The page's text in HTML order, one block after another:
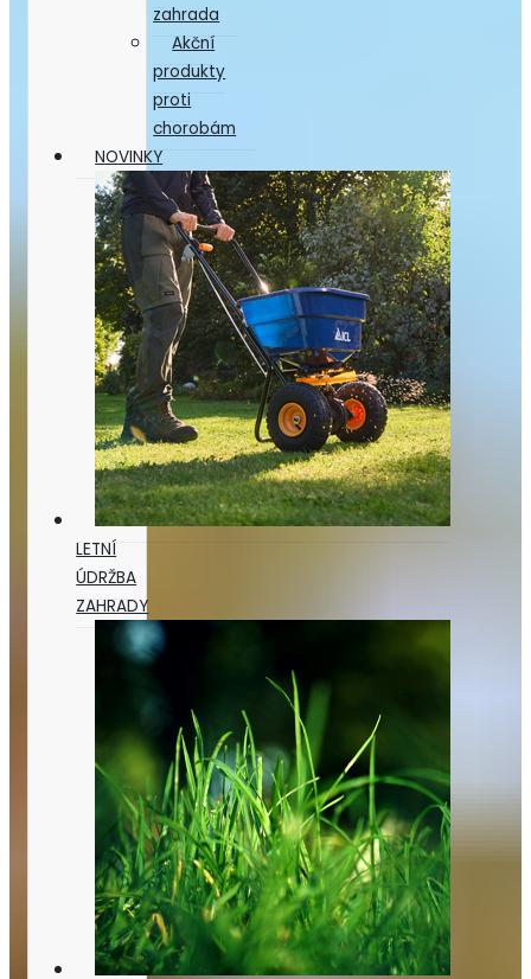
zahrada
Akční
produkty
proti
chorobám
NOVINKY
LETNÍ
ÚDRŽBA
ZAHRADY